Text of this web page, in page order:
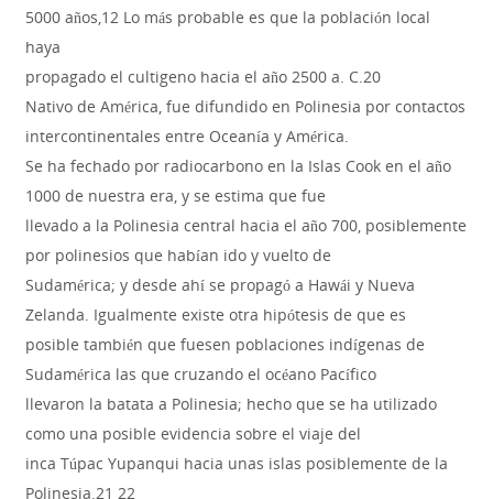
5000 años,12 Lo más probable es que la población local
haya
propagado el cultigeno hacia el año 2500 a. C.20
Nativo de América, fue difundido en Polinesia por contactos
intercontinentales entre Oceanía y América.
Se ha fechado por radiocarbono en la Islas Cook en el año
1000 de nuestra era, y se estima que fue
llevado a la Polinesia central hacia el año 700, posiblemente
por polinesios que habían ido y vuelto de
Sudamérica; y desde ahí se propagó a Hawái y Nueva
Zelanda. Igualmente existe otra hipótesis de que es
posible también que fuesen poblaciones indígenas de
Sudamérica las que cruzando el océano Pacífico
llevaron la batata a Polinesia; hecho que se ha utilizado
como una posible evidencia sobre el viaje del
inca Túpac Yupanqui hacia unas islas posiblemente de la
Polinesia.21 22